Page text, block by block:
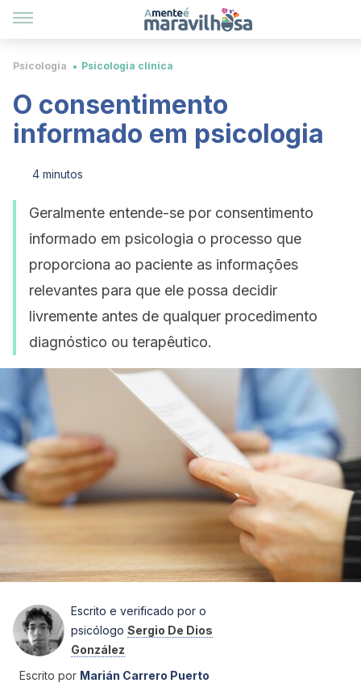
Psicologia Psicologia clínica
O consentimento
informado em psicologia
4 minutos
Geralmente entende-se por consentimento
informado em psicologia o processo que
proporciona ao paciente as informações
relevantes para que ele possa decidir
livremente antes de qualquer procedimento
diagnóstico ou terapêutico.
Escrito e verificado por o
psicólogo Sergio De Dios
González
Escrito por Marián Carrero Puerto